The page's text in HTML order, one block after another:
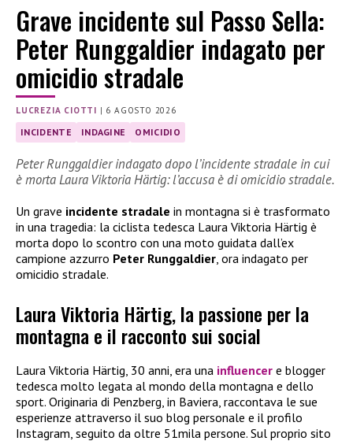
Grave incidente sul Passo Sella:
Peter Runggaldier indagato per
omicidio stradale
LUCREZIA CIOTTI | 6 AGOSTO 2026
INCIDENTE INDAGINE OMICIDIO
Peter Runggaldier indagato dopo l’incidente stradale in cui
è morta Laura Viktoria Härtig: l’accusa è di omicidio stradale.
Un grave incidente stradale in montagna si è trasformato
in una tragedia: la ciclista tedesca Laura Viktoria Härtig è
morta dopo lo scontro con una moto guidata dall’ex
campione azzurro Peter Runggaldier , ora indagato per
omicidio stradale.
Laura Viktoria Härtig, la passione per la
montagna e il racconto sui social
Laura Viktoria Härtig, 30 anni, era una influencer e blogger
tedesca molto legata al mondo della montagna e dello
sport. Originaria di Penzberg, in Baviera, raccontava le sue
esperienze attraverso il suo blog personale e il profilo
Instagram, seguito da oltre 51mila persone. Sul proprio sito